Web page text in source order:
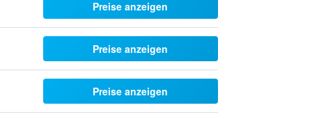
Preise anzeigen
Preise anzeigen
Preise anzeigen